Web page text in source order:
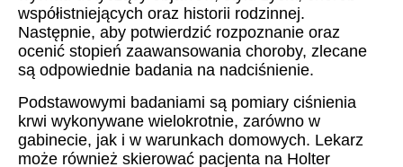
współistniejących oraz historii rodzinnej.
Następnie, aby potwierdzić rozpoznanie oraz
ocenić stopień zaawansowania choroby, zlecane
są odpowiednie badania na nadciśnienie.
Podstawowymi badaniami są pomiary ciśnienia
krwi wykonywane wielokrotnie, zarówno w
gabinecie, jak i w warunkach domowych. Lekarz
może również skierować pacjenta na Holter